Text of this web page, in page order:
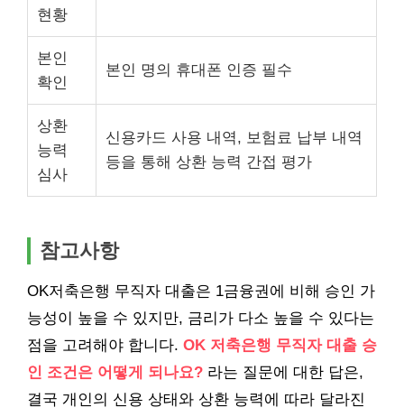
현황
본인
확인
본인 명의 휴대폰 인증 필수
상환
능력
심사
신용카드 사용 내역, 보험료 납부 내역
등을 통해 상환 능력 간접 평가
참고사항
OK저축은행 무직자 대출은 1금융권에 비해 승인 가
능성이 높을 수 있지만, 금리가 다소 높을 수 있다는
점을 고려해야 합니다. OK 저축은행 무직자 대출 승
인 조건은 어떻게 되나요? 라는 질문에 대한 답은,
결국 개인의 신용 상태와 상환 능력에 따라 달라진